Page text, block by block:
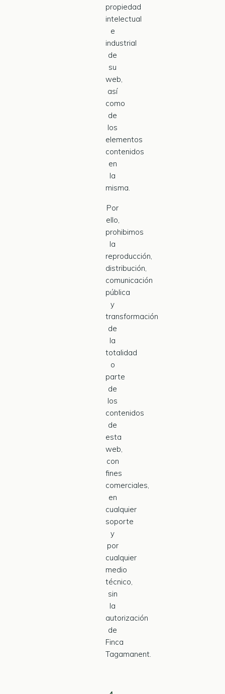
propiedad
intelectual
e
industrial
de
su
web,
así
como
de
los
elementos
contenidos
en
la
misma.
Por
ello,
prohibimos
la
reproducción,
distribución,
comunicación
pública
y
transformación
de
la
totalidad
o
parte
de
los
contenidos
de
esta
web,
con
fines
comerciales,
en
cualquier
soporte
y
por
cualquier
medio
técnico,
sin
la
autorización
de
Finca
Tagamanent.